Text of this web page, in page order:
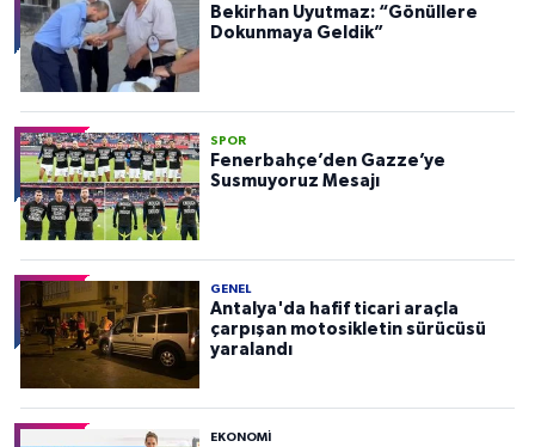
Bekirhan Uyutmaz: “Gönüllere
Dokunmaya Geldik”
SPOR
Fenerbahçe’den Gazze’ye
Susmuyoruz Mesajı
GENEL
Antalya'da hafif ticari araçla
çarpışan motosikletin sürücüsü
yaralandı
EKONOMI